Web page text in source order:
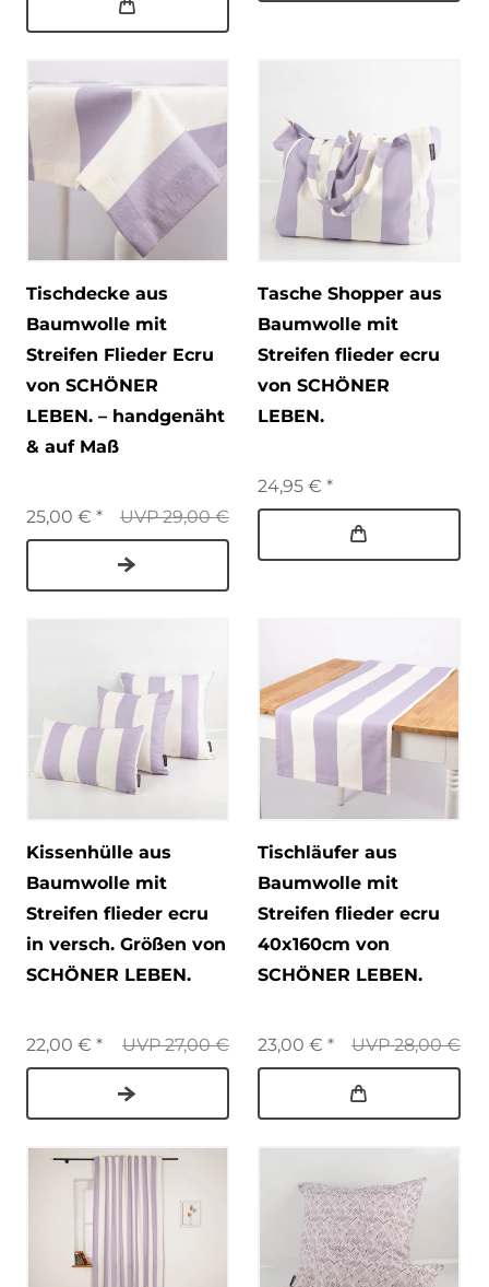
Tischdecke aus
Baumwolle mit
Streifen Flieder Ecru
von SCHÖNER
LEBEN. – handgenäht
& auf Maß
UVP 29,00 €
25,00 € *
Tasche Shopper aus
Baumwolle mit
Streifen flieder ecru
von SCHÖNER
LEBEN.
24,95 € *
Kissenhülle aus
Baumwolle mit
Streifen flieder ecru
in versch. Größen von
SCHÖNER LEBEN.
UVP 27,00 €
22,00 € *
Tischläufer aus
Baumwolle mit
Streifen flieder ecru
40x160cm von
SCHÖNER LEBEN.
UVP 28,00 €
23,00 € *